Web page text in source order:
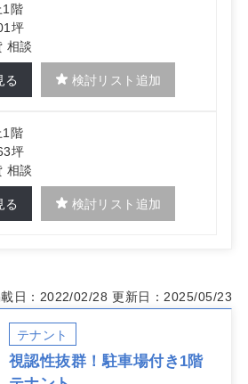
1階
坪
相談
る 検討リスト追加
1階
坪
相談
る 検討リスト追加
日：2022/02/28 更新日：2025/05/23
テナント
視認性抜群！駐車場付き1階